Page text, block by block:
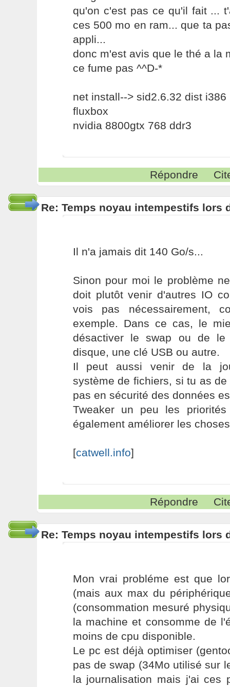
qu'on c'est pas ce qu'il fait ...
ces 500 mo en ram... que ta
appli...
donc m'est avis que le thé a la
ce fume pas ^^D-*
net install--> sid2.6.32 dist i386
fluxbox
nvidia 8800gtx 768 ddr3
Répondre
Re: Temps noyau intempestifs lors
Il n'a jamais dit 140 Go/s...
Sinon pour moi le problème
doit plutôt venir d'autres IO
vois pas nécessairement,
exemple. Dans ce cas, le
désactiver le swap ou de
disque, une clé USB ou autre.
Il peut aussi venir de la
système de fichiers, si tu as
pas en sécurité des données
Tweaker un peu les
également améliorer les
[catwell.info]
Répondre
Re: Temps noyau intempestifs lors
Mon vrai probléme est que
(mais aux max du
(consommation mesuré
la machine et consomme de
moins de cpu disponible.
Le pc est déjà optimiser
pas de swap (34Mo utilisé sur
la journalisation mais j'ai ces